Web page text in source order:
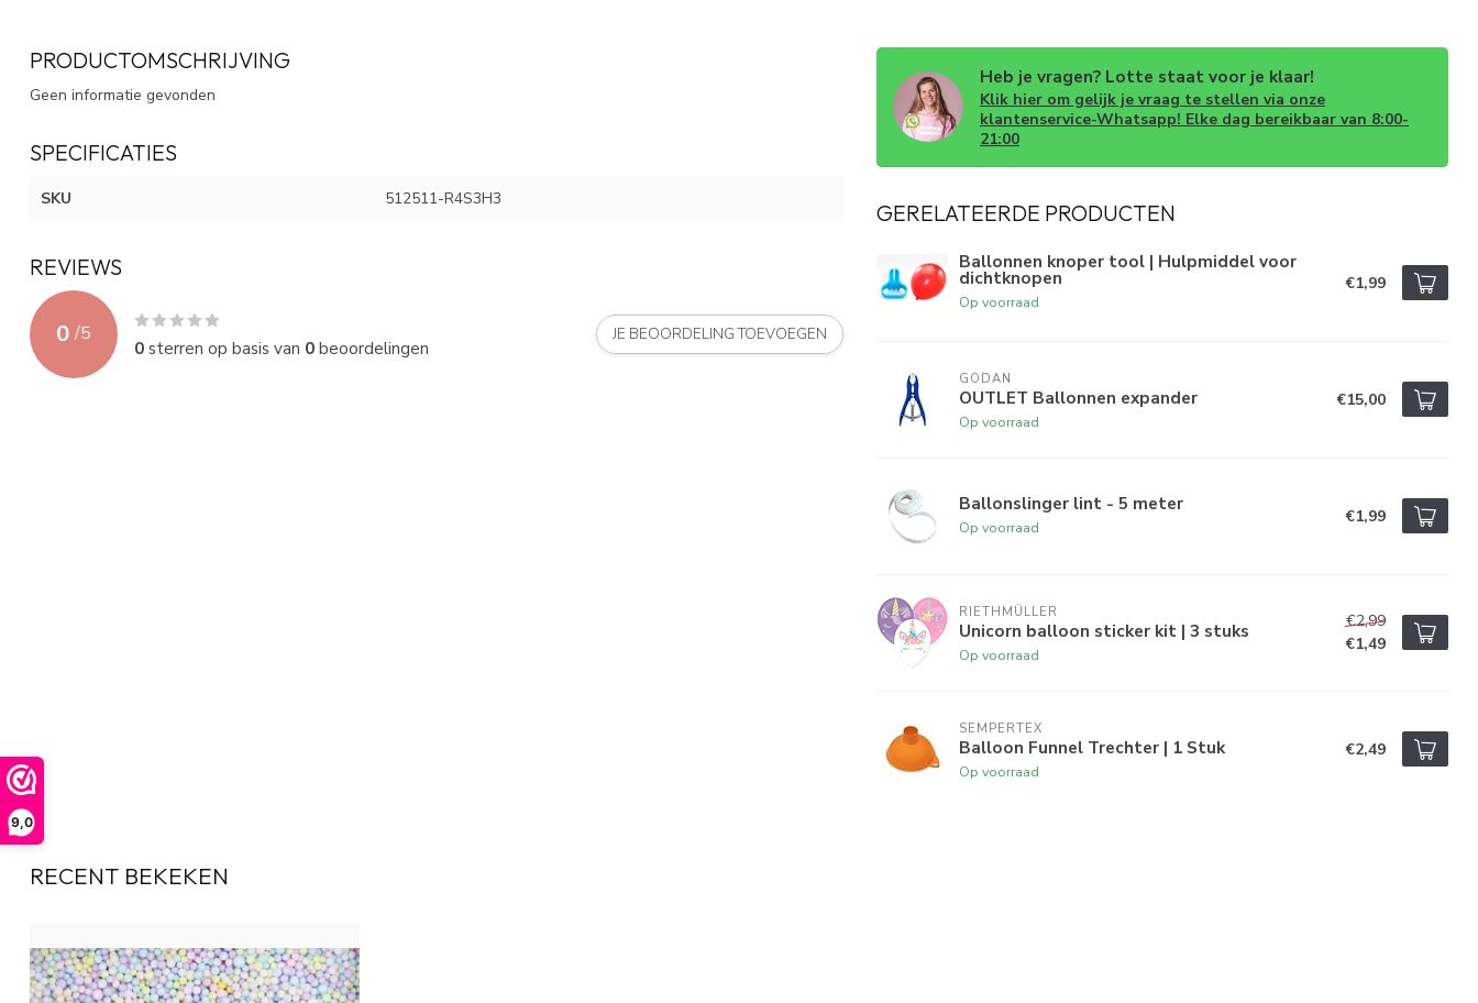
9,0
PRODUCTOMSCHRIJVING
Geen informatie gevonden
SPECIFICATIES
SKU 512511-R4S3H3
REVIEWS
0 /5
0sterren op basis van 0beoordelingen
JE BEOORDELING TOEVOEGEN
Heb je vragen? Lotte staat voor je klaar!
Klik hier om gelijk je vraag te stellen via onze
klantenservice-Whatsapp! Elke dag bereikbaar van 8:00-
21:00
GERELATEERDE PRODUCTEN
Ballonnen knoper tool | Hulpmiddel voor
dichtknopen
Op voorraad
€1,99
GODAN
OUTLET Ballonnen expander
Op voorraad
€15,00
Ballonslinger lint - 5 meter
Op voorraad
€1,99
RIETHMÜLLER
Unicorn balloon sticker kit | 3 stuks
Op voorraad
€2,99
€1,49
SEMPERTEX
Balloon Funnel Trechter | 1 Stuk
Op voorraad
€2,49
RECENT BEKEKEN